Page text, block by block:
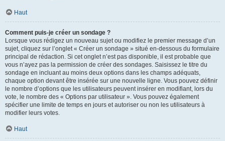
Haut
Comment puis-je créer un sondage ?
Lorsque vous rédigez un nouveau sujet ou modifiez le premier message d’un
sujet, cliquez sur l’onglet « Créer un sondage » situé en-dessous du formulaire
principal de rédaction. Si cet onglet n’est pas disponible, il est probable que
vous n’ayez pas la permission de créer des sondages. Saisissez le titre du
sondage en incluant au moins deux options dans les champs adéquats,
chaque option devant être insérée sur une nouvelle ligne. Vous pouvez définir
le nombre d’options que les utilisateurs peuvent insérer en modifiant, lors du
vote, le nombre des « Options par utilisateur ». Vous pouvez également
spécifier une limite de temps en jours et autoriser ou non les utilisateurs à
modifier leurs votes.
Haut